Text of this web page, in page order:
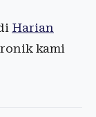
Harian
kami